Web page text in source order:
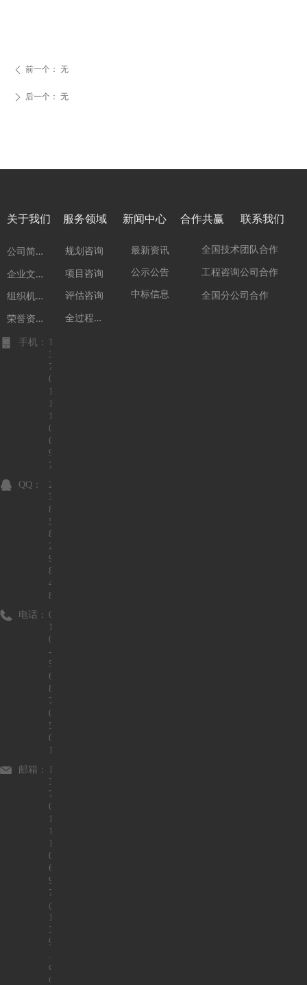
ꄴ 前一个： 无
ꄲ 后一个： 无
公
司简介
企
业文化
组
织机构
荣
誉资质
关于我们
规划咨询
项目咨询
评估咨询
全
过程咨询
服务领域
最新资讯
公示公告
中标信息
新闻中心
全国技术团队合作
工程咨询公司合作
全国分公司合作
合作共赢
手机：
1
3
7
0
1
1
1
0
6
9
7
QQ：
2
3
8
5
8
2
9
8
4
8
电话： 0
1
0
-
5
6
8
7
0
5
0
1
邮箱：
1
3
7
0
1
1
1
0
6
9
7
@
1
3
9
.
c
o
联系我们